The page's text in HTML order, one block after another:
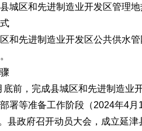
城区和先进制造业开发区管理
和先进制造业开发区公共供水
底前，完成县城区和先进制造业
部署等准备工作阶段（2024年4
县政府召开动员大会，成立延